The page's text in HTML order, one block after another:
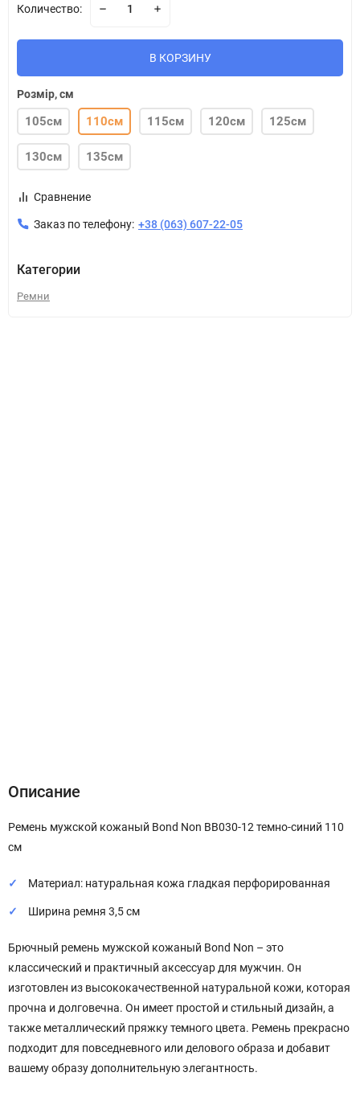
Количество:
В КОРЗИНУ
Розмір, см
105см 110см 115см 120см 125см
130см 135см
Сравнение
Заказ по телефону: +38 (063) 607-22-05
Категории
Ремни
Описание
Ремень мужской кожаный Bond Non BB030-12 темно-синий 110
см
Материал: натуральная кожа гладкая перфорированная
Ширина ремня 3,5 см
Брючный ремень мужской кожаный Bond Non – это
классический и практичный аксессуар для мужчин. Он
изготовлен из высококачественной натуральной кожи, которая
прочна и долговечна. Он имеет простой и стильный дизайн, а
также металлический пряжку темного цвета. Ремень прекрасно
подходит для повседневного или делового образа и добавит
вашему образу дополнительную элегантность.